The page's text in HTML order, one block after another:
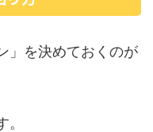
」を決めておくのが